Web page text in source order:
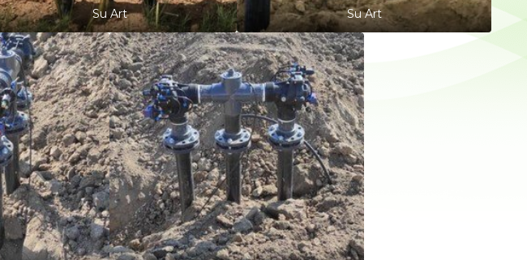
Su Art Su Art